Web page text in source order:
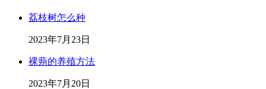
荔枝树怎么种
2023年7月23日
裸蒴的养殖方法
2023年7月20日